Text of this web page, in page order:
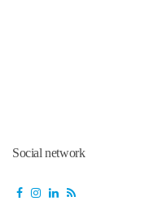
Social network